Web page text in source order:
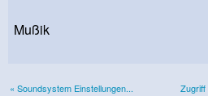
Mußik
« Soundsystem Einstellungen...